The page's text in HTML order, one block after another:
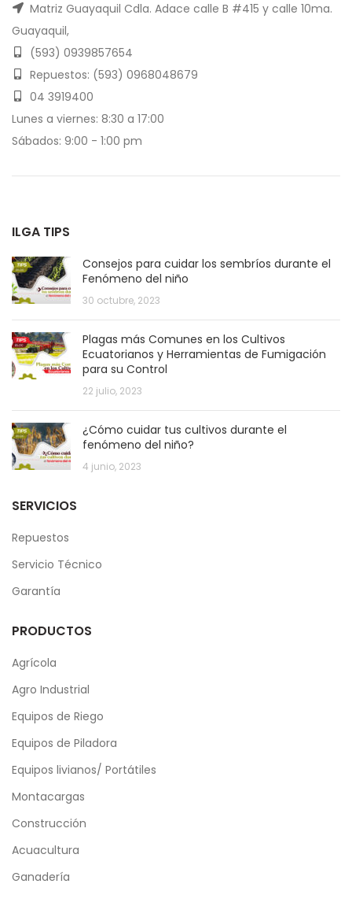
Matriz Guayaquil Cdla. Adace calle B #415 y calle 10ma.
Guayaquil,
(593) 0939857654
Repuestos: (593) 0968048679
04 3919400
Lunes a viernes: 8:30 a 17:00
Sábados: 9:00 - 1:00 pm
ILGA TIPS
Consejos para cuidar los sembríos durante el
Fenómeno del niño
30 octubre, 2023
Plagas más Comunes en los Cultivos
Ecuatorianos y Herramientas de Fumigación
para su Control
22 julio, 2023
¿Cómo cuidar tus cultivos durante el
fenómeno del niño?
4 junio, 2023
SERVICIOS
Repuestos
Servicio Técnico
Garantía
PRODUCTOS
Agrícola
Agro Industrial
Equipos de Riego
Equipos de Piladora
Equipos livianos/ Portátiles
Montacargas
Construcción
Acuacultura
Ganadería